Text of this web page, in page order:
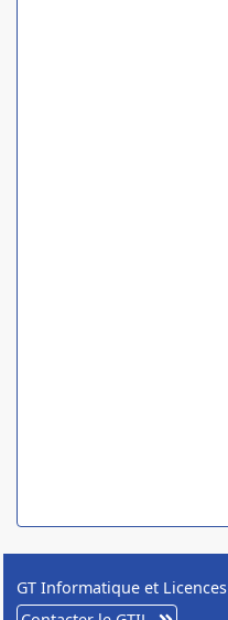
GT Informatique et Licences